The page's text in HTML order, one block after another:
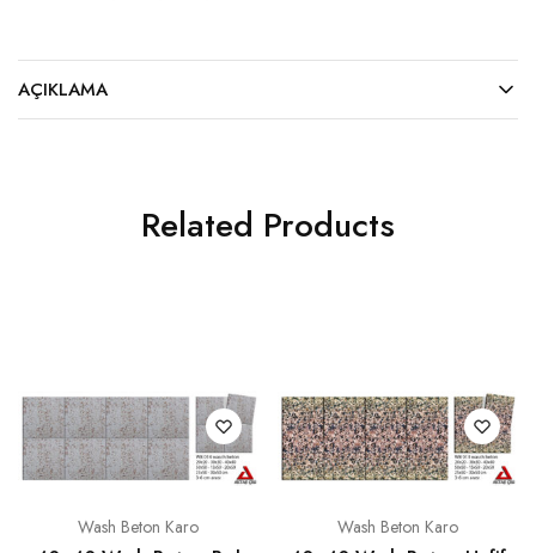
AÇIKLAMA
Related Products
Wash Beton Karo Wash Beton Karo